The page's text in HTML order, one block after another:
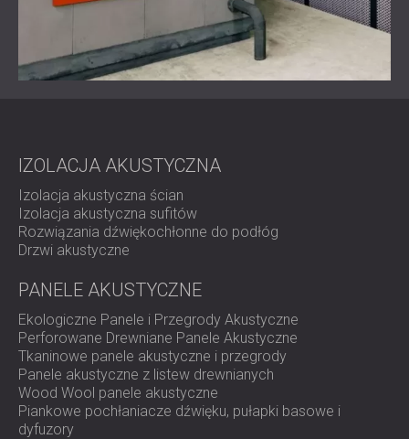
Rozwiązanie
Aby rozwiązać problem hałasu,DECIBEL Africa, przy
Rozwiązanie polegało na zastosowaniu paneli PZP firmy
projektu, o zwiększonej grubości 200 mm w celu poprawy
tłumienia hałasu. Montaż wykonała firma Armadillo
Engineering, która ukończyła budowę w niecałe 4
tygodnie, znacznie wyprzedzając przewidywany termin 6-
Szybkie działanie było kluczowe dla zapobieżenia
dalszym zakłóceniom i skutecznego rozwiązania skarg
dotyczących hałasu.
Wynik
IZOLACJA AKUSTYCZNA
Izolacja akustyczna ścian
Izolacja akustyczna sufitów
Rozwiązania dźwiękochłonne do podłóg
Drzwi akustyczne
PANELE AKUSTYCZNE
Ekologiczne Panele i Przegrody Akustyczne
Perforowane Drewniane Panele Akustyczne
Tkaninowe panele akustyczne i przegrody
Panele akustyczne z listew drewnianych
Wood Wool panele akustyczne
Piankowe pochłaniacze dźwięku, pułapki basowe i
dyfuzory